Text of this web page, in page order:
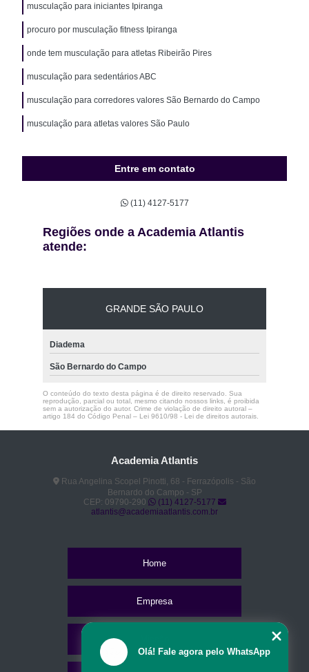
musculação para iniciantes Ipiranga
procuro por musculação fitness Ipiranga
onde tem musculação para atletas Ribeirão Pires
musculação para sedentários ABC
musculação para corredores valores São Bernardo do Campo
musculação para atletas valores São Paulo
Entre em contato
(11) 4127-5177
Regiões onde a Academia Atlantis
atende:
GRANDE SÃO PAULO
Diadema
São Bernardo do Campo
O conteúdo do texto desta página é de direito reservado. Sua
reprodução, parcial ou total, mesmo citando nossos links, é proibida
sem a autorização do autor. Crime de violação de direito autoral –
artigo 184 do Código Penal – Lei 9610/98 - Lei de direitos autorais.
Academia Atlantis
Rua Angelina Scopel Pinotti, 68 - Ferrazópolis - São
Bernardo do Campo - SP
CEP: 09790-290
(11) 4127-5177
atlantis@academiaatlantis.com.br
Home
Empresa
Olá! Fale agora pelo WhatsApp